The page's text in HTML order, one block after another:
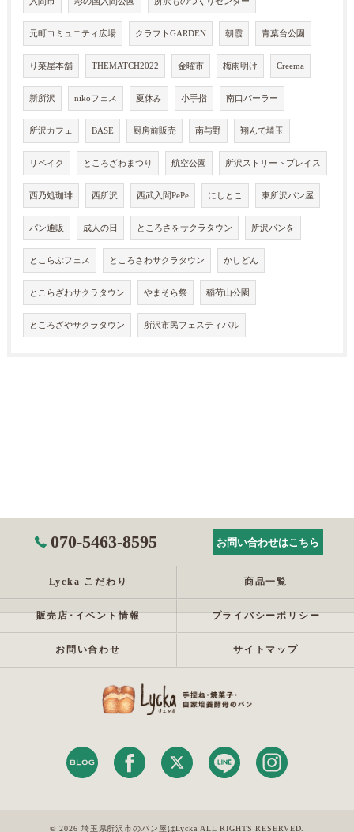
元町コミュニティ広場 クラフトGARDEN 朝霞 青葉台公園
り菜屋本舗 THEMATCH2022 金曜市 梅雨明け Creema
新所沢 nikoフェス 夏休み 小手指 南口パーラー
所沢カフェ BASE 厨房前販売 南与野 翔んで埼玉
リベイク ところざわまつり 航空公園 所沢ストリートプレイス
西乃処珈琲 西所沢 西武入間PePe にしとこ 東所沢パン屋
パン通販 成人の日 ところさをサクラタウン 所沢パンを
とこらぶフェス ところさわサクラタウン かしどん
とこらざわサクラタウン やまそら祭 稲荷山公園
ところざやサクラタウン 所沢市民フェスティバル
070-5463-8595 お問い合わせはこちら
Lycka こだわり 商品一覧
販売店･イベント情報 プライバシーポリシー
お問い合わせ サイトマップ
© 2026 埼玉県所沢市のパン屋はLycka ALL RIGHTS RESERVED.